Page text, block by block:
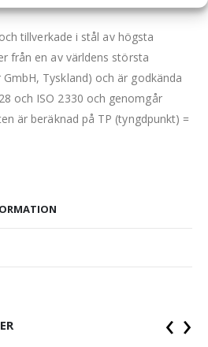
tillverkade i stål av högsta
från en av världens största
Tyskland) och är godkända
och ISO 2330 och genomgår
är beräknad på TP (tyngdpunkt) =
‹ ›